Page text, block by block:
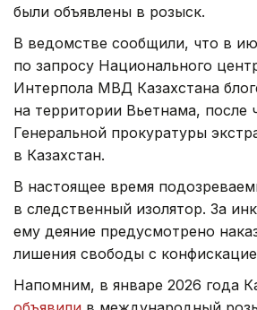
были объявлены в розыск.
В ведомстве сообщили, что в
по запросу Национального
Интерпола МВД Казахстана
на территории Вьетнама, после
Генеральной прокуратуры
в Казахстан.
В настоящее время
в следственный изолятор. За
ему деяние предусмотрено
лишения свободы с
Напомним, в январе 2026 года